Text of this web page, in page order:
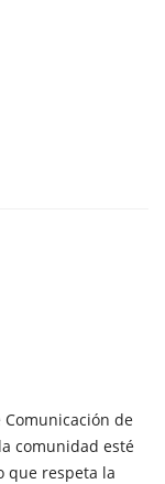
de
comunidad esté
que respeta la